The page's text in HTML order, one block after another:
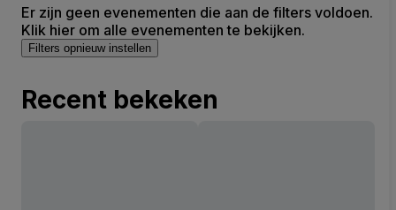
Er zijn geen evenementen die aan de filters voldoen.
Klik hier om alle evenementen te bekijken.
Filters opnieuw instellen
Recent bekeken